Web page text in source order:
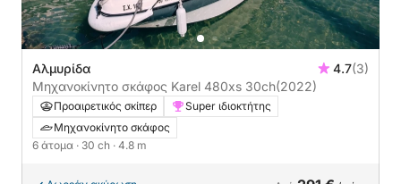
Αλμυρίδα 4.7(3)
Μηχανοκίνητο σκάφος Karel 480xs 30ch(2022)
Προαιρετικός σκίπερ
Super ιδιοκτήτης
Μηχανοκίνητο σκάφος
6 άτομα · 30 ch · 4.8 m